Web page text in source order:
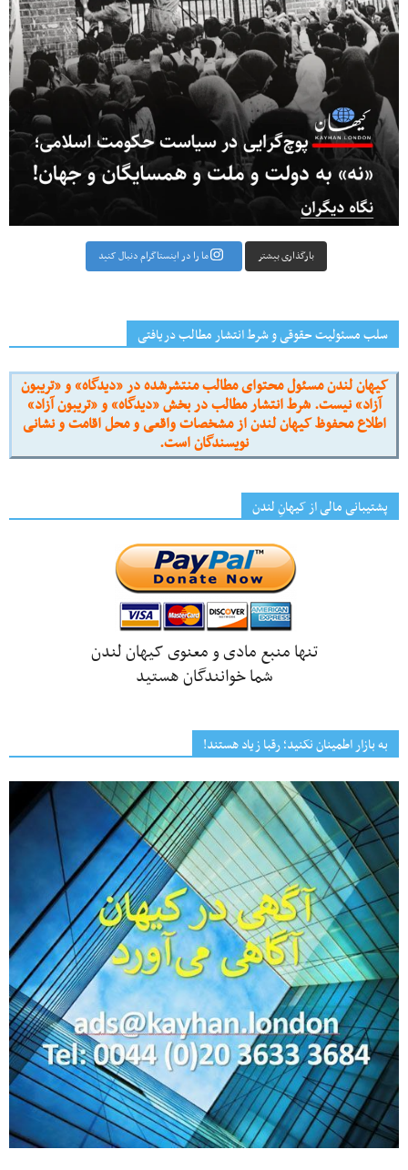
بارگذاری بیشتر ما را در اینستاگرام دنبال کنید
سلب مسئولیت حقوقی و شرط انتشار مطالب دریافتی
کیهان لندن مسئول محتوای مطالب منتشرشده در «دیدگاه» و «تریبون
آزاد» نیست. شرط انتشار مطالب در بخش «دیدگاه» و «تریبون آزاد»
اطلاع محفوظ کیهان لندن از مشخصات واقعی و محل اقامت و نشانی
نویسندگان است.
پشتیبانی مالی از کیهانِ لندن
تنها منبع مادی و معنوی کیهان لندن
شما خوانندگان هستید
به بازار اطمینان نکنید؛ رقبا زیاد هستند!